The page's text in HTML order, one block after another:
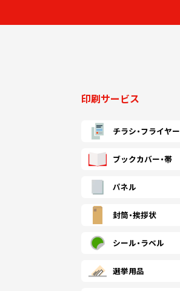
印刷サービス
チラシ・フライヤー
ブックカバー・帯
パネル
封筒・挨拶状
シール・ラベル
選挙用品